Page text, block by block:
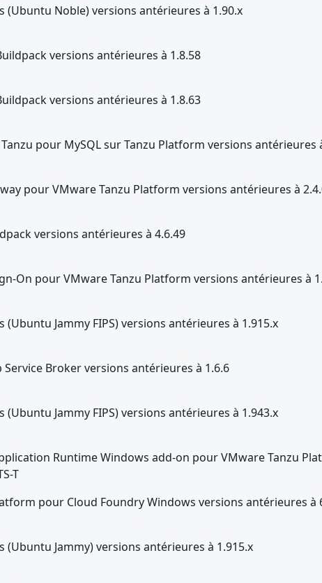
(Ubuntu Noble) versions antérieures à 1.90.x
versions antérieures à 1.8.58
versions antérieures à 1.8.63
pour MySQL sur Tanzu Platform versions antérieures
pour VMware Tanzu Platform versions antérieures à
versions antérieures à 4.6.49
On pour VMware Tanzu Platform versions antérieures à
(Ubuntu Jammy FIPS) versions antérieures à 1.915.x
Service Broker versions antérieures à 1.6.6
(Ubuntu Jammy FIPS) versions antérieures à 1.943.x
Runtime Windows add-on pour VMware Tanzu
T
pour Cloud Foundry Windows versions antérieures à
(Ubuntu Jammy) versions antérieures à 1.915.x